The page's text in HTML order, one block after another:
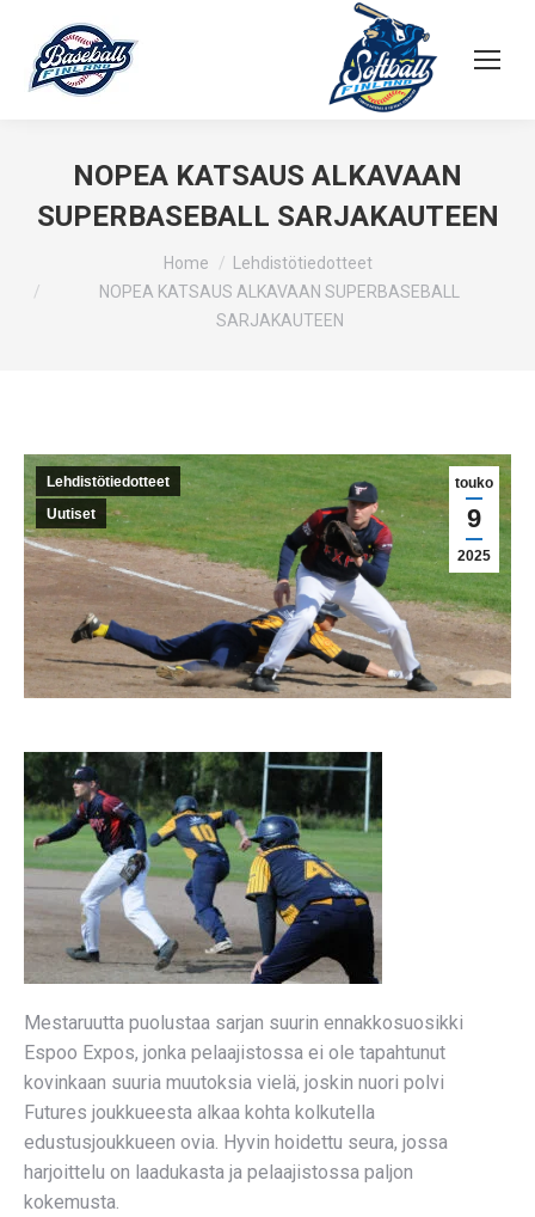
NOPEA KATSAUS ALKAVAAN
SUPERBASEBALL SARJAKAUTEEN
Home
Lehdistötiedotteet
NOPEA KATSAUS ALKAVAAN SUPERBASEBALL
SARJAKAUTEEN
touko
9
2025
Lehdistötiedotteet
Uutiset
Mestaruutta puolustaa sarjan suurin ennakkosuosikki
Espoo Expos, jonka pelaajistossa ei ole tapahtunut
kovinkaan suuria muutoksia vielä, joskin nuori polvi
Futures joukkueesta alkaa kohta kolkutella
edustusjoukkueen ovia. Hyvin hoidettu seura, jossa
harjoittelu on laadukasta ja pelaajistossa paljon
kokemusta.